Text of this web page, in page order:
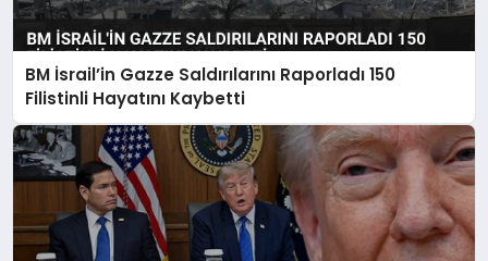
BM İsrail’in Gazze Saldırılarını Raporladı 150
Filistinli Hayatını Kaybetti